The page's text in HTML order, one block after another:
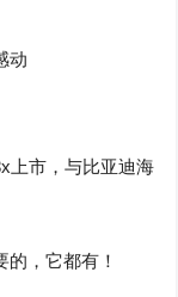
动
上市，与比亚迪海
，它都有！